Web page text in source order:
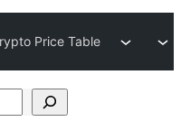
Price Table